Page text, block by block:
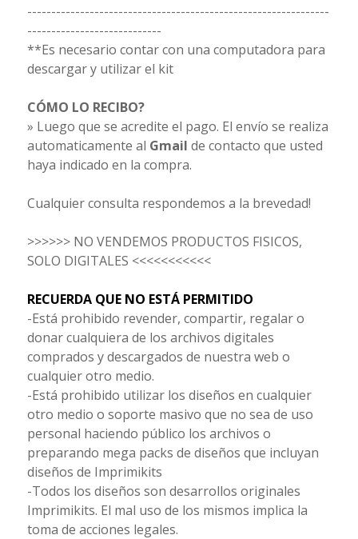
---------------------------------------------------------------
----------------------------
**Es necesario contar con una computadora para
descargar y utilizar el kit
CÓMO LO RECIBO?
» Luego que se acredite el pago. El envío se realiza
automaticamente al Gmail de contacto que usted
haya indicado en la compra.
Cualquier consulta respondemos a la brevedad!
>>>>>> NO VENDEMOS PRODUCTOS FISICOS,
SOLO DIGITALES <<<<<<<<<<<
RECUERDA QUE NO ESTÁ PERMITIDO
-Está prohibido revender, compartir, regalar o
donar cualquiera de los archivos digitales
comprados y descargados de nuestra web o
cualquier otro medio.
-Está prohibido utilizar los diseños en cualquier
otro medio o soporte masivo que no sea de uso
personal haciendo público los archivos o
preparando mega packs de diseños que incluyan
diseños de Imprimikits
-Todos los diseños son desarrollos originales
Imprimikits. El mal uso de los mismos implica la
toma de acciones legales.